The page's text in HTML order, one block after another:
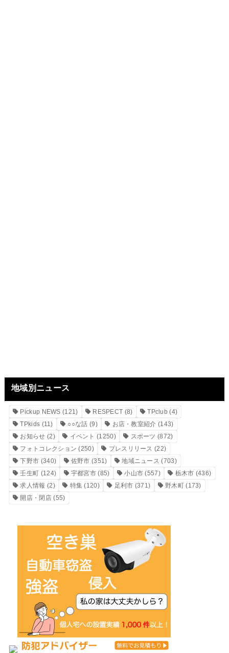
地域別ニュース
Pickup NEWS (121) RESPECT (8) TPclub (4)
TPkids (11) ○○な話 (9) お店・教室紹介 (143)
お知らせ (2) イベント (1250) スポーツ (872)
フォトコレクション (250) プレスリリース (22)
下野市 (340) 佐野市 (351) 地域ニュース (703)
壬生町 (124) 宇都宮市 (85) 小山市 (557) 栃木市 (436)
求人情報 (2) 特集 (120) 足利市 (371) 野木町(173)
開店・閉店(55)